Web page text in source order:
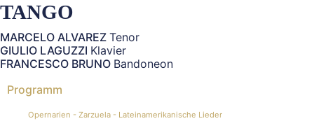
TANGO
MARCELO ALVAREZ Tenor
GIULIO LAGUZZI Klavier
FRANCESCO BRUNO Bandoneon
Programm
Opernarien - Zarzuela - Lateinamerikanische Lieder